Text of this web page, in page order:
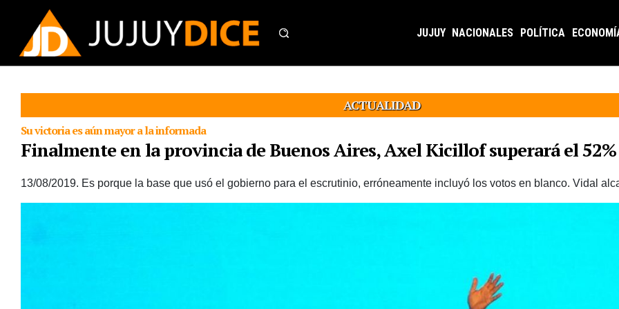
JUJUY NACIONALES POLÍTICA
ACTUALIDAD
Su victoria es aún mayor a la informada
Finalmente en la provincia de Buenos Aires, Axel Kicillof superará el 52%
13/08/2019. Es porque la base que usó el gobierno para el escrutinio, erróneamente incluyó los votos en blanco. Vidal